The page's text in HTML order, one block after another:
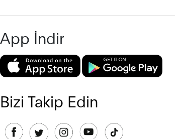
App İndir
Bizi Takip Edin